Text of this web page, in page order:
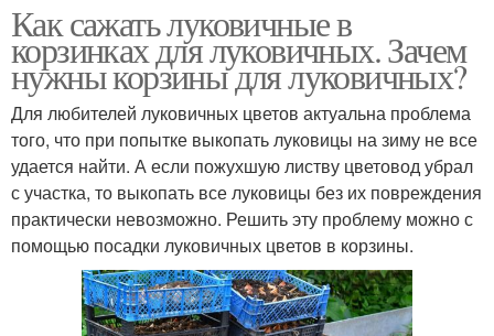
Как сажать луковичные в
корзинках для луковичных. Зачем
нужны корзины для луковичных?
Для любителей луковичных цветов актуальна проблема
того, что при попытке выкопать луковицы на зиму не все
удается найти. А если пожухшую листву цветовод убрал
с участка, то выкопать все луковицы без их повреждения
практически невозможно. Решить эту проблему можно с
помощью посадки луковичных цветов в корзины.